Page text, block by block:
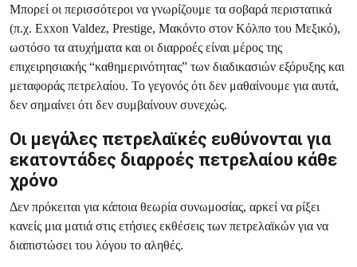
Μπορεί οι περισσότεροι να γνωρίζουμε τα σοβαρά περιστατικά
(π.χ. Exxon Valdez, Prestige, Μακόντο στον Κόλπο του Μεξικό),
ωστόσο τα ατυχήματα και οι διαρροές είναι μέρος της
επιχειρησιακής “καθημερινότητας” των διαδικασιών εξόρυξης και
μεταφοράς πετρελαίου. Το γεγονός ότι δεν μαθαίνουμε για αυτά,
δεν σημαίνει ότι δεν συμβαίνουν συνεχώς.
Οι μεγάλες πετρελαϊκές ευθύνονται για
εκατοντάδες διαρροές πετρελαίου κάθε
χρόνο
Δεν πρόκειται για κάποια θεωρία συνωμοσίας, αρκεί να ρίξει
κανείς μια ματιά στις ετήσιες εκθέσεις των πετρελαϊκών για να
διαπιστώσει του λόγου το αληθές.